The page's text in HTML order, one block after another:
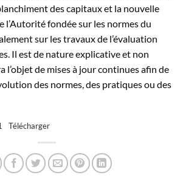
des capitaux et la nouvelle
l’Autorité fondée sur les normes du
sur les travaux de l’évaluation
Il est de nature explicative et non
l’objet de mises à jour continues afin de
des normes, des pratiques ou des
Télécharger